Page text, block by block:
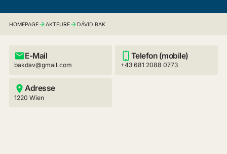
HOMEPAGE AKTEURE DÁVID BAK
E-Mail
bakdav@gmail.com
Telefon (mobile)
+43 681 2088 0773
Adresse
1220 Wien